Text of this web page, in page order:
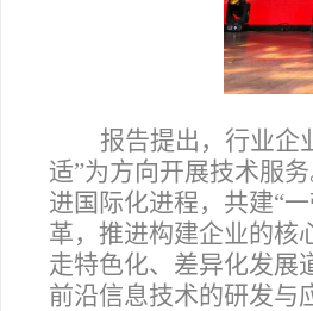
报告提出，行业企
适”为方向开展技术服
进国际化进程，共建“
革，推进构建企业的核
走特色化、差异化发展
前沿信息技术的研发与